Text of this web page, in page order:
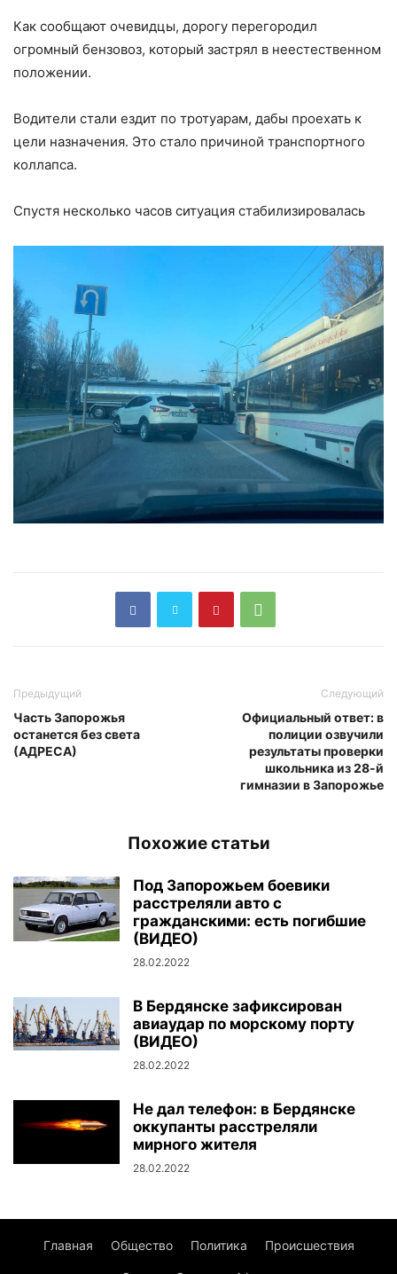
Как сообщают очевидцы, дорогу перегородил
огромный бензовоз, который застрял в неестественном
положении.
Водители стали ездит по тротуарам, дабы проехать к
цели назначения. Это стало причиной транспортного
коллапса.
Спустя несколько часов ситуация стабилизировалась
Предыдущий
Часть Запорожья
останется без света
(АДРЕСА)
Следующий
Официальный ответ: в
полиции озвучили
результаты проверки
школьника из 28-й
гимназии в Запорожье
Похожие статьи
Под Запорожьем боевики
расстреляли авто с
гражданскими: есть погибшие
(ВИДЕО)
28.02.2022
В Бердянске зафиксирован
авиаудар по морскому порту
(ВИДЕО)
28.02.2022
Не дал телефон: в Бердянске
оккупанты расстреляли
мирного жителя
28.02.2022
Главная Общество Политика Происшествия